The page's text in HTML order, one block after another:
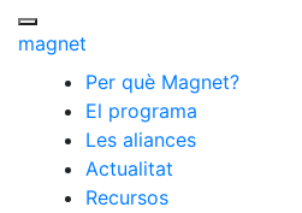
Menú
magnet
Per què Magnet?
El programa
Les aliances
Actualitat
Recursos